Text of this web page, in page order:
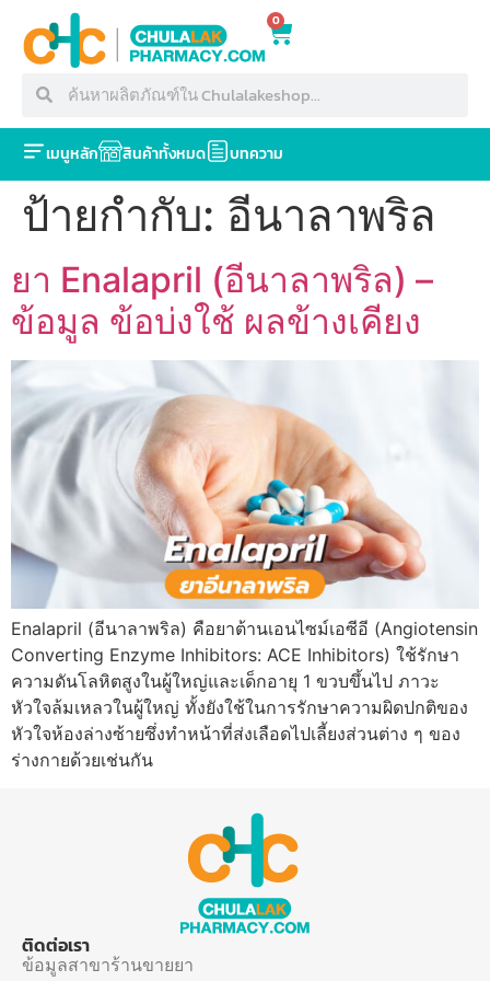
0
เมนูหลัก สินค้าทั้งหมด บทความ
ป้ายกำกับ: อีนาลาพริล
ยา Enalapril (อีนาลาพริล) –
ข้อมูล ข้อบ่งใช้ ผลข้างเคียง
Enalapril (อีนาลาพริล) คือยาต้านเอนไซม์เอซีอี (Angiotensin
Converting Enzyme Inhibitors: ACE Inhibitors) ใช้รักษา
ความดันโลหิตสูงในผู้ใหญ่และเด็กอายุ 1 ขวบขึ้นไป ภาวะ
หัวใจล้มเหลวในผู้ใหญ่ ทั้งยังใช้ในการรักษาความผิดปกติของ
หัวใจห้องล่างซ้ายซึ่งทำหน้าที่ส่งเลือดไปเลี้ยงส่วนต่าง ๆ ของ
ร่างกายด้วยเช่นกัน
ติดต่อเรา
ข้อมูลสาขาร้านขายยา